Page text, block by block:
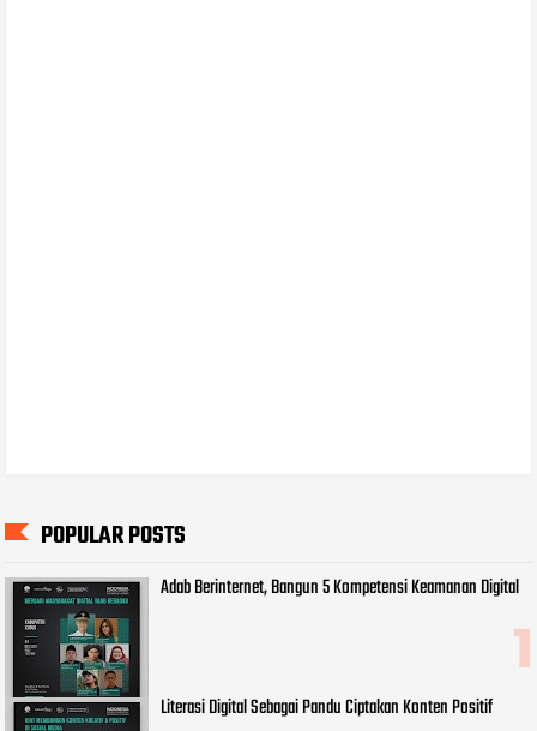
POPULAR POSTS
Adab Berinternet, Bangun 5 Kompetensi Keamanan Digital
Literasi Digital Sebagai Pandu Ciptakan Konten Positif